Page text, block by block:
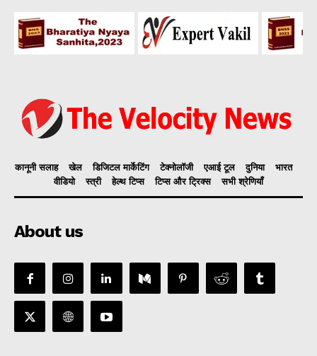
कानूनी सलाह खेल डिजिटल मार्केटिंग टेक्नोलॉजी एआई टूल दुनिया
भारत
वीडियो
स्त्री हेल्थ टिप्स टिप्स और ट्रिक्स सभी श्रेणियाँ
About us